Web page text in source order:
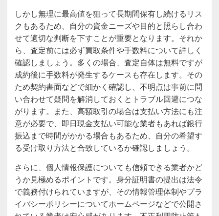
しかし無理に最高値を狙って長期間保有し続けるリス
クもあるため、自分の資金ニーズや目的と照らし合わ
せて適切な判断を下すことが重要となります。それか
ら、査定前には必ず買取条件や手数料について詳しく
確認しましょう。多くの場合、査定自体は無料ですが
成約後に手数料が発生するケースも存在します。その
ため契約書面などで細かく確認し、不明点は事前に問
い合わせて疑問を解消しておくとトラブル回避につな
がります。また、高額取引の場合は支払い方法にも注
意が必要で、即日現金支払い可能な業者もあれば銀行
振込まで時間がかかる場合もあるため、自分の希望す
る受け取り方法と合致しているか確認しましょう。
さらに、個人情報保護についても信頼できる業者かど
うか見極めるポイントです。身分証明書の提出は法令
で義務付けられていますが、その情報管理体制やプラ
イバシーポリシーについてホームページなどで公開さ